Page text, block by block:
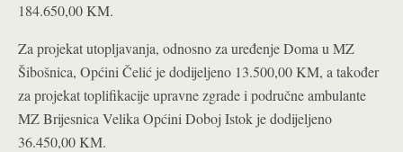
184.650,00 KM.
Za projekat utopljavanja, odnosno za uređenje Doma u MZ
Šibošnica, Općini Čelić je dodijeljeno 13.500,00 KM, a također
za projekat toplifikacije upravne zgrade i područne ambulante
MZ Brijesnica Velika Općini Doboj Istok je dodijeljeno
36.450,00 KM.